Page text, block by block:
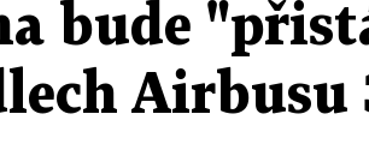
bude
Airbusu